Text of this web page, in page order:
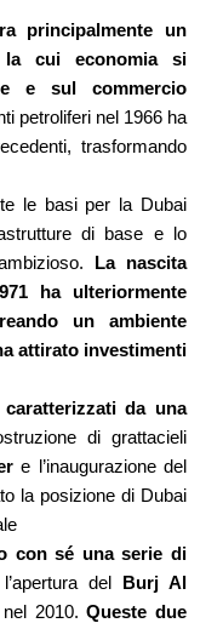
principalmente un
la cui economia si
e sul commercio
petroliferi nel 1966 ha
trasformando
le basi per la Dubai
di base e lo
La nascita
ha ulteriormente
un ambiente
attirato investimenti
da una
di grattacieli
e l’inaugurazione del
la posizione di Dubai
con sé una serie di
del Burj Al
2010.Queste due